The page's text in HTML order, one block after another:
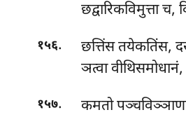
छद्वारिकविमुत्ता च,
१५६.
छत्तिंस तयेकतिंस,
ञत्वा
१५७.
कमतो